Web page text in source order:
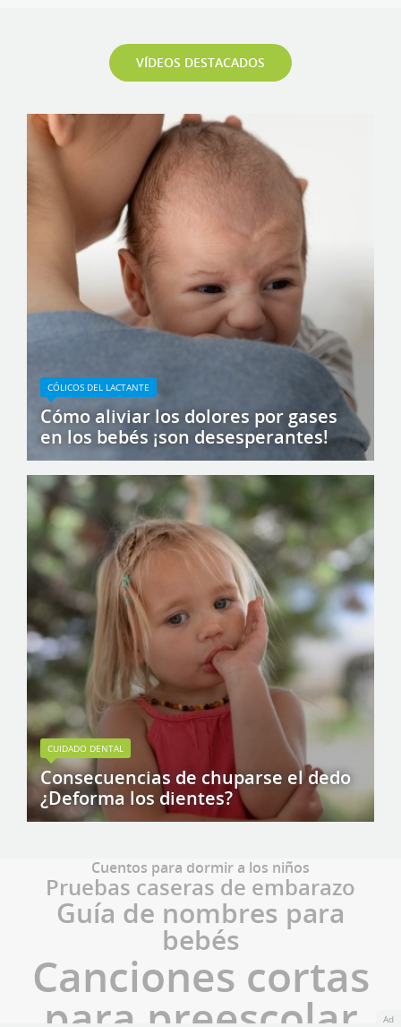
VÍDEOS DESTACADOS
CÓLICOS DEL LACTANTE
Cómo aliviar los dolores por gases
en los bebés ¡son desesperantes!
CUIDADO DENTAL
Consecuencias de chuparse el dedo
¿Deforma los dientes?
Cuentos para dormir a los niños
Pruebas caseras de embarazo
Guía de nombres para
bebés
Canciones cortas
Ad